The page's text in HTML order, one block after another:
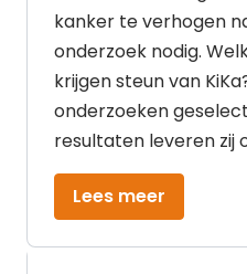
kanker te verhogen
onderzoek nodig.
krijgen steun van
onderzoeken
resultaten leveren zij
Lees meer